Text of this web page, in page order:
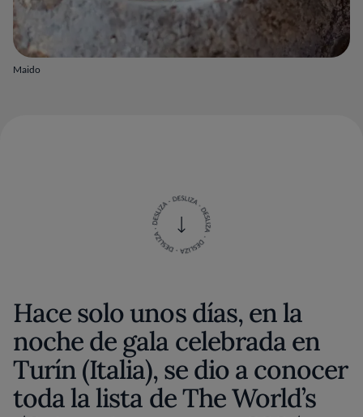
Maido
Hace solo unos días, en la
noche de gala celebrada en
Turín (Italia), se dio a conocer
toda la lista de The World’s